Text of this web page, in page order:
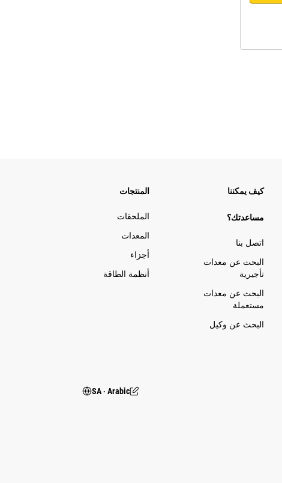
المنتجات
الملحقات
المعدات
أجزاء
أنظمة الطاقة
كيف يمكننا
مساعدتك؟
اتصل بنا
البحث عن معدات
تأجيرية
البحث عن معدات
مستعملة
البحث عن وكيل
SA ‧ Arabic